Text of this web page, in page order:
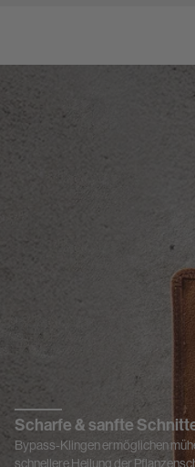
Scharfe & sanfte
Bypass-Klingen ermöglichen
schnellere Heilung der